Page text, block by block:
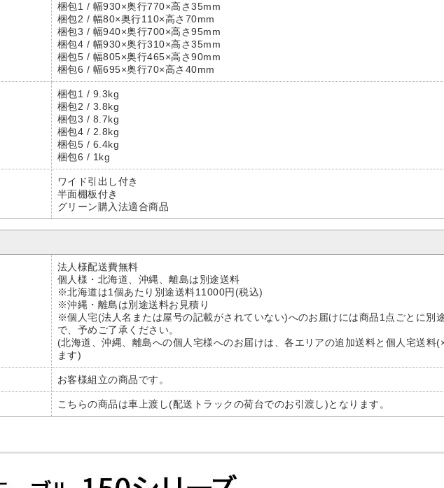
梱包1 / 幅930×奥行770×高さ35mm
梱包2 / 幅80×奥行110×高さ70mm
梱包3 / 幅940×奥行700×高さ95mm
梱包4 / 幅930×奥行310×高さ35mm
梱包5 / 幅805×奥行465×高さ90mm
梱包6 / 幅695×奥行70×高さ40mm
梱包1 / 9.3kg
梱包2 / 3.8kg
梱包3 / 8.7kg
梱包4 / 2.8kg
梱包5 / 6.4kg
梱包6 / 1kg
ワイド引出し付き
半面棚板付き
グリーン購入法適合商品
法人様配送費無料
個人様・北海道、沖縄、離島は別途送料
※北海道は1個あたり別途送料11000円(税込)
※沖縄・離島は別途送料お見積り
※個人宅(法人名または屋号の記載がされていない)へのお届けには商品1点ごとに別
で、予めご了承ください。
(北海道、沖縄、離島への個人宅様へのお届けは、各エリアの追加送料と個人宅送料
ます)
お客様組立の商品です。
こちらの商品は車上渡し(配送トラックの荷台でのお引渡し)となります。